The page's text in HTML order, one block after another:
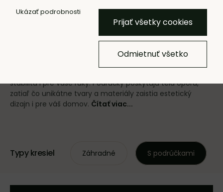
Úvod Nábytok
Kreslá s podrúčkami
stabilitu i pre vaše ruky. Podrúčky poskytujú telu oporu,
zatiaľ čo unikátne tvary a materiály zaistia estetický
dizajn i pre váš domov. Čítať viac...
Typy kresiel Záhradné S podrúčkami
Ukázať podrobnosti
Prijať všetky cookies
Odmietnuť všetko